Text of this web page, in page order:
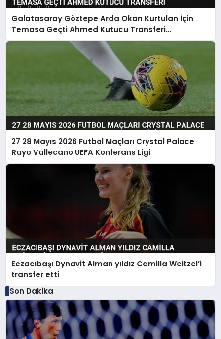
Galatasaray Göztepe Arda Okan Kurtulan İçin
Temasa Geçti Ahmed Kutucu Transferi
Görüşülüyor
27 28 Mayıs 2026 Futbol Maçları Crystal Palace
Rayo Vallecano UEFA Konferans Ligi
Eczacıbaşı Dynavit Alman yıldız Camilla Weitzel’i
transfer etti
Son Dakika